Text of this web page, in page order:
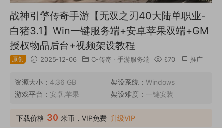
战神引擎传奇手游【无双之刃40大陆单职业-
白猪3.1】Win一键服务端+安卓苹果双端+GM
授权物品后台+视频架设教程
原创 2025-12-06 C-传奇 · 手游服务端 670 推广
资源大小： 4.36 GB 架设系统： Windows
游戏平台： 安卓,苹果 架设难度： 一键安装
下载价格 30 米币，VIP免费 升级VIP